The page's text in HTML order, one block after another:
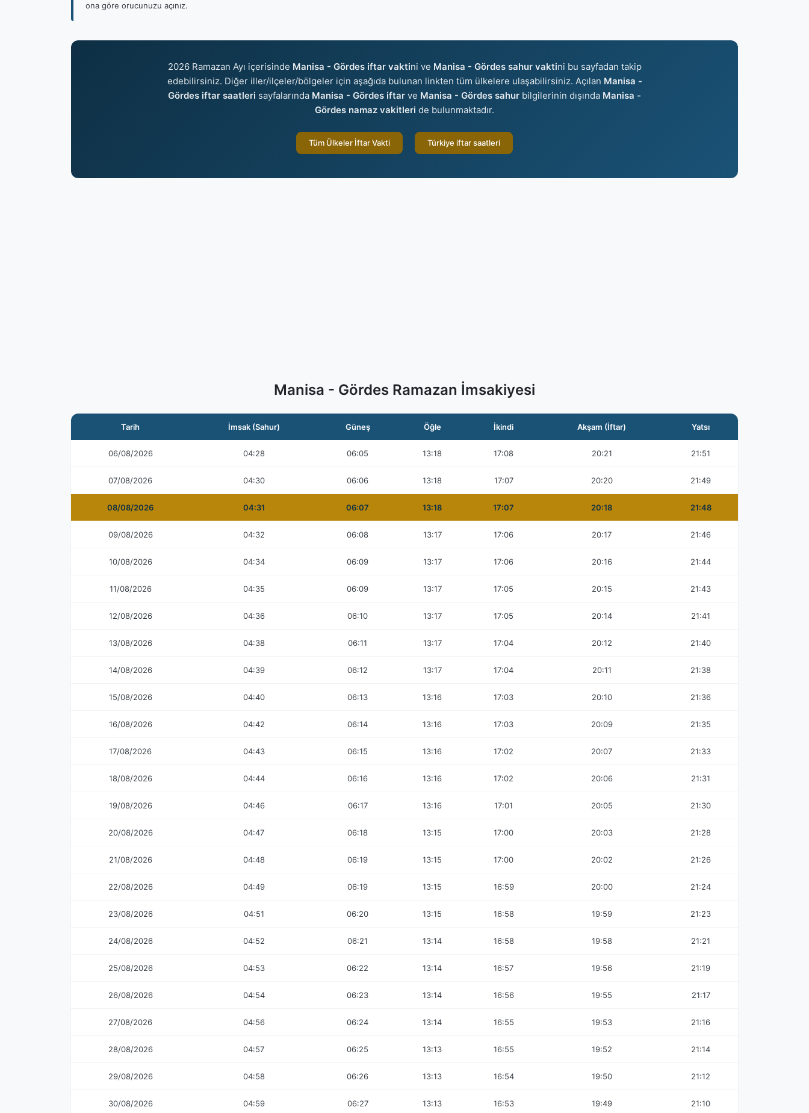
ona göre orucunuzu açınız.
2026 Ramazan Ayı içerisinde Manisa - Gördes iftar vaktini ve Manisa - Gördes sahur vaktini bu sayfadan takip
edebilirsiniz. Diğer iller/ilçeler/bölgeler için aşağıda bulunan linkten tüm ülkelere ulaşabilirsiniz. Açılan Manisa -
Gördes iftar saatleri sayfalarında Manisa - Gördes iftar ve Manisa - Gördes sahur bilgilerinin dışında Manisa -
Gördes namaz vakitleri de bulunmaktadır.
Tüm Ülkeler İftar Vakti Türkiye iftar saatleri
Manisa - Gördes Ramazan İmsakiyesi
Tarih İmsak (Sahur) Güneş Öğle İkindi Akşam (İftar) Yatsı
06/08/2026 04:28 06:05 13:18 17:08 20:21 21:51
07/08/2026 04:30 06:06 13:18 17:07 20:20 21:49
08/08/2026 04:31 06:07 13:18 17:07 20:18 21:48
09/08/2026 04:32 06:08 13:17 17:06 20:17 21:46
10/08/2026 04:34 06:09 13:17 17:06 20:16 21:44
11/08/2026 04:35 06:09 13:17 17:05 20:15 21:43
12/08/2026 04:36 06:10 13:17 17:05 20:14 21:41
13/08/2026 04:38 06:11 13:17 17:04 20:12 21:40
14/08/2026 04:39 06:12 13:17 17:04 20:11 21:38
15/08/2026 04:40 06:13 13:16 17:03 20:10 21:36
16/08/2026 04:42 06:14 13:16 17:03 20:09 21:35
17/08/2026 04:43 06:15 13:16 17:02 20:07 21:33
18/08/2026 04:44 06:16 13:16 17:02 20:06 21:31
19/08/2026 04:46 06:17 13:16 17:01 20:05 21:30
20/08/2026 04:47 06:18 13:15 17:00 20:03 21:28
21/08/2026 04:48 06:19 13:15 17:00 20:02 21:26
22/08/2026 04:49 06:19 13:15 16:59 20:00 21:24
23/08/2026 04:51 06:20 13:15 16:58 19:59 21:23
24/08/2026 04:52 06:21 13:14 16:58 19:58 21:21
25/08/2026 04:53 06:22 13:14 16:57 19:56 21:19
26/08/2026 04:54 06:23 13:14 16:56 19:55 21:17
27/08/2026 04:56 06:24 13:14 16:55 19:53 21:16
28/08/2026 04:57 06:25 13:13 16:55 19:52 21:14
29/08/2026 04:58 06:26 13:13 16:54 19:50 21:12
30/08/2026 04:59 06:27 13:13 16:53 19:49 21:10